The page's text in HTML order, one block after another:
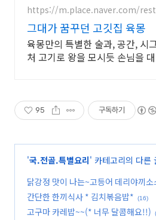
https://m.place.naver.com/
그대가 꿈꾸던 고깃집 육몽
육몽만의 특별한 술과, 공간, 시
처 고기로 왕을 모시듯 손님을
95 구독하기
'국.전골.특별요리' 카테고리의 다른
닭강정 맛이 나는~고등어 데리야끼
별한요리*) (6)
간단한 한끼식사 * 김치볶음밥* (16)
고구마 카레밥~~(* 너무 달콤해요!!)